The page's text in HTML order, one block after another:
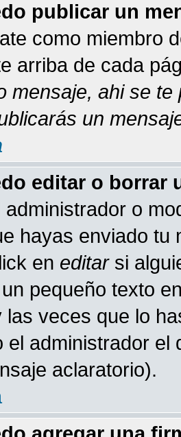
publicar un
como miembro
arriba de cada
mensaje, ahi se te
un
editar o borrar
administrador o
hayas enviado tu
en editarsi
pequeño texto
las veces que lo
el administrador
aclaratorio).